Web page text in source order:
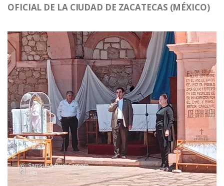
OFICIAL DE LA CIUDAD DE ZACATECAS (MÉXICO)